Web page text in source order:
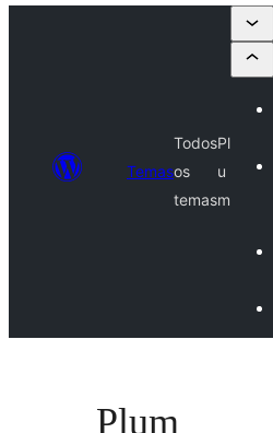
Temas
Todos
os
temas
Pl
u
m
Plum